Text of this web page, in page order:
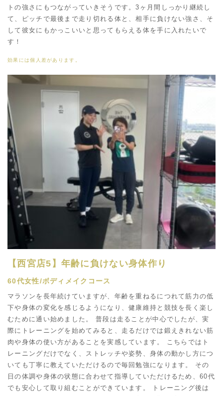
トの強さにもつながっていきそうです。3ヶ月間しっかり継続し
て、ピッチで最後まで走り切れる体と、相手に負けない強さ、そ
して彼女にもかっこいいと思ってもらえる体を手に入れたいで
す！
効果には個人差があります。
【西宮店5】年齢に負けない身体作り
60代女性/ボディメイクコース
マラソンを長年続けていますが、年齢を重ねるにつれて筋力の低
下や身体の変化を感じるようになり、健康維持と競技を長く楽し
むために通い始めました。 普段は走ることが中心でしたが、実
際にトレーニングを始めてみると、走るだけでは鍛えきれない筋
肉や身体の使い方があることを実感しています。 こちらではト
レーニングだけでなく、ストレッチや姿勢、身体の動かし方につ
いても丁寧に教えていただけるので毎回勉強になります。 その
日の体調や身体の状態に合わせて指導していただけるため、60代
でも安心して取り組むことができています。 トレーニング後は